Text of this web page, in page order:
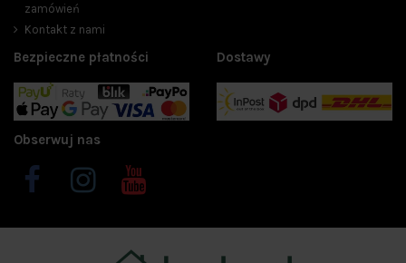
zamówień
Kontakt z nami
Bezpieczne płatności Dostawy
Obserwuj nas